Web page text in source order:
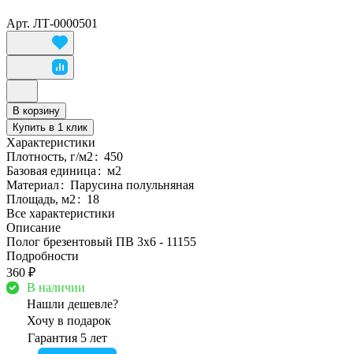
Арт. ЛТ-0000501
В корзину
Купить в 1 клик
Характеристики
Плотность, г/м2: 450
Базовая единица : м2
Материал: Парусина полульняная
Площадь, м2: 18
Все характеристики
Описание
Полог брезентовый ПВ 3х6 - 11155
Подробности
360 ₽
В наличии
Нашли дешевле?
Хочу в подарок
Гарантия 5 лет